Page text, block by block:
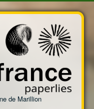
de Marillion